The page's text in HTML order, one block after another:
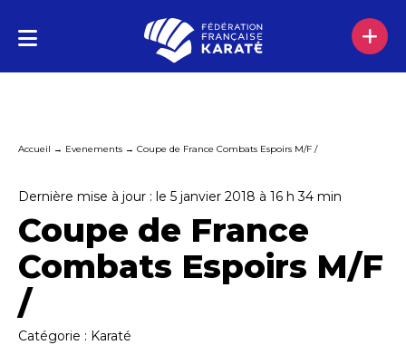
Accueil → Evenements → Coupe de France Combats Espoirs M/F /
Dernière mise à jour : le 5 janvier 2018 à 16 h 34 min
Coupe de France
Combats Espoirs M/F
/
Catégorie : Karaté